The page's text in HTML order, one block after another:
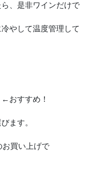
、是非ワインだけで
やして温度管理して
おすすめ！
ます。
お買い上げで